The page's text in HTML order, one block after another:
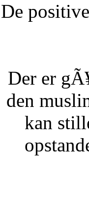
De
Der er
den
kan